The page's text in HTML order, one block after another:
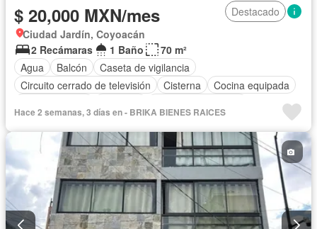
$ 20,000 MXN/mes
Destacado
Ciudad Jardín, Coyoacán
2 Recámaras
1 Baño
70 m²
Agua
Balcón
Caseta de vigilancia
Circuito cerrado de televisión
Cisterna
Cocina equipada
Electricidad
Elevador Estacionamiento
Internet
Recámara con closet
Azotea
Seguridad
Televisión por cable
Vista panorámica
Wifi
Permite mascotas
Permite niños
Hace 2 semanas, 3 días en - BRIKA BIENES RAICES